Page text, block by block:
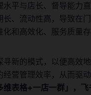
水平与店长、督导能力
长、流动性高，导致在
化和高效化、服务质量
寻新的模式，以便高效
经营管理效率，从而驱
维表格+一店一群」，